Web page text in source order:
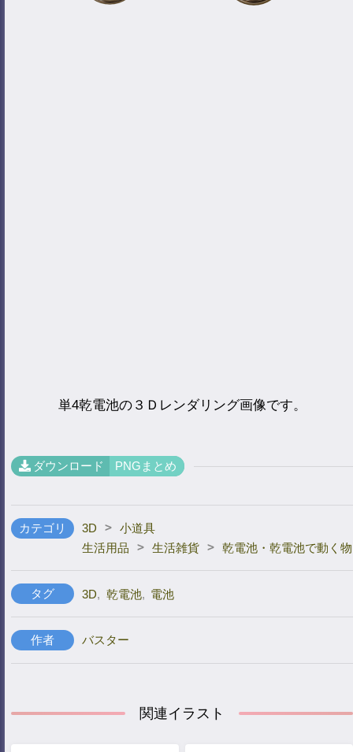
単4乾電池の３Ｄレンダリング画像です。
ダウンロード PNGまとめ
カテゴリ 3D > 小道具
生活用品
> 生活雑貨 > 乾電池・乾電池で動く物
タグ 3D, 乾電池, 電池
作者 バスター
関連イラスト